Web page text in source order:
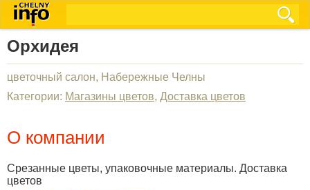
Орхидея
цветочный салон, Набережные Челны
Категории: Магазины цветов, Доставка цветов
О компании
Срезанные цветы, упаковочные материалы. Доставка
цветов